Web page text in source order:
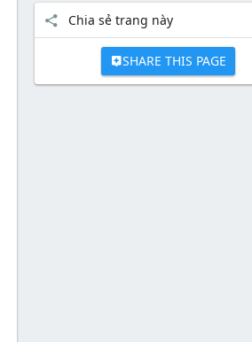
Chia sẻ trang này
SHARE THIS PAGE